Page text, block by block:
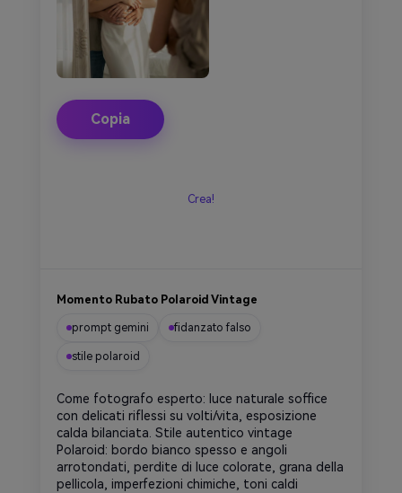
Copia
Crea!
Momento Rubato Polaroid Vintage
prompt gemini fidanzato falso
stile polaroid
Come fotografo esperto: luce naturale soffice
con delicati riflessi su volti/vita, esposizione
calda bilanciata. Stile autentico vintage
Polaroid: bordo bianco spesso e angoli
arrotondati, perdite di luce colorate, grana della
pellicola, imperfezioni chimiche, toni caldi